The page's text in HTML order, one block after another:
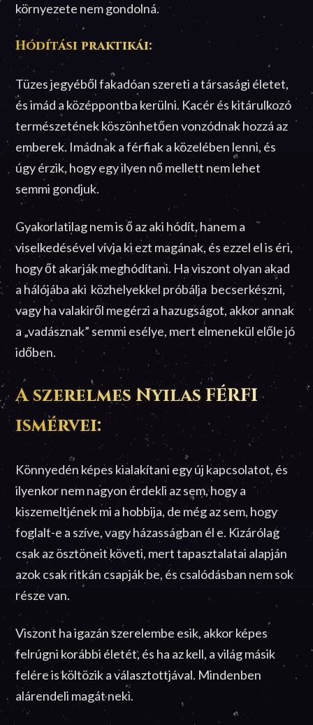
környezete nem gondolná.
Hódítási praktikái:
Tüzes jegyéből fakadóan szereti a társasági életet,
és imád a középpontba kerülni. Kacér és kitárulkozó
természetének köszönhetően vonzódnak hozzá az
emberek. Imádnak a férfiak a közelében lenni, és
úgy érzik, hogy egy ilyen nő mellett nem lehet
semmi gondjuk.
Gyakorlatilag nem is ő az aki hódít, hanem a
viselkedésével vívja ki ezt magának, és ezzel el is éri,
hogy őt akarják meghódítani. Ha viszont olyan akad
a hálójába aki közhelyekkel próbálja becserkészni,
vagy ha valakiről megérzi a hazugságot, akkor annak
a „vadásznak” semmi esélye, mert elmenekül előle jó
időben.
A szerelmes Nyilas FÉRFI
ismérvei:
Könnyedén képes kialakítani egy új kapcsolatot, és
ilyenkor nem nagyon érdekli az sem, hogy a
kiszemeltjének mi a hobbija, de még az sem, hogy
foglalt-e a szíve, vagy házasságban él e. Kizárólag
csak az ösztöneit követi, mert tapasztalatai alapján
azok csak ritkán csapják be, és csalódásban nem sok
része van.
Viszont ha igazán szerelembe esik, akkor képes
felrúgni korábbi életét, és ha az kell, a világ másik
felére is költözik a választottjával. Mindenben
alárendeli magát neki.